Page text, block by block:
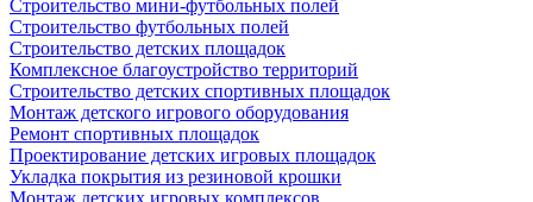
Строительство мини-футбольных полей
Строительство футбольных полей
Строительство детских площадок
Комплексное благоустройство территорий
Строительство детских спортивных площадок
Монтаж детского игрового оборудования
Ремонт спортивных площадок
Проектирование детских игровых площадок
Укладка покрытия из резиновой крошки
Монтаж детских игровых комплексов